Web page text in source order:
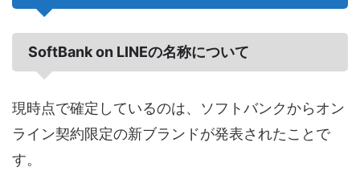
SoftBank on LINEの名称について
現時点で確定しているのは、ソフトバンクからオン
ライン契約限定の新ブランドが発表されたことで
す。